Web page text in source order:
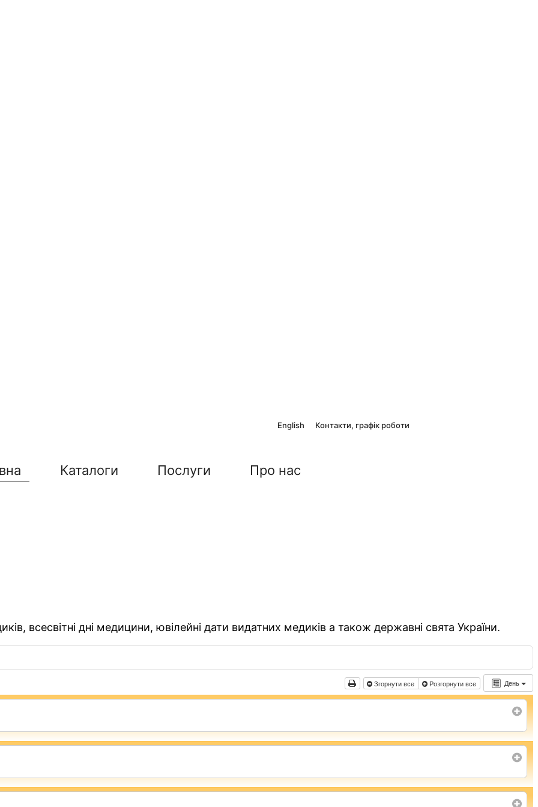
English Контакти, графік роботи
Каталоги Послуги Про нас
всесвітні дні медицини, ювілейні дати видатних медиків а також державні свята України.
День
Згорнути все Розгорнути все